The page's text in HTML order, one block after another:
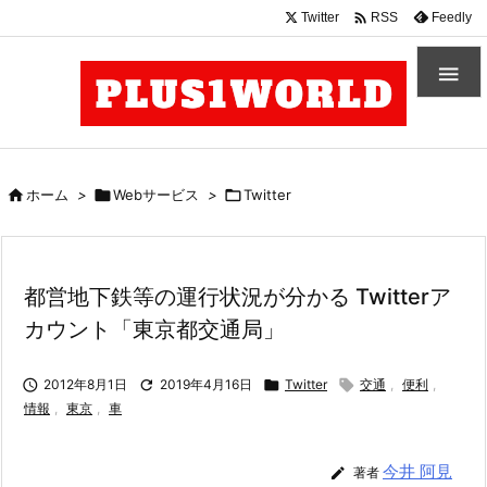

Twitter  RSS Feedly
ホーム > Webサービス > Twitter
都営地下鉄等の運行状況が分かる Twitterア
カウント「東京都交通局」
 2012年8月1日  2019年4月16日  Twitter  交通 , 便利 ,
情報 , 東京 , 車
 著者 今井 阿見